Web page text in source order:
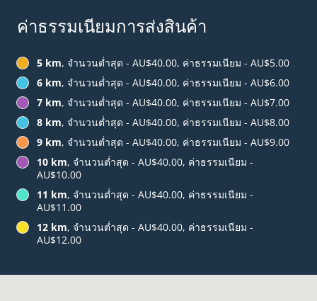
ค่าธรรมเนียมการส่งสินค้า
5 km, จำนวนต่ำสุด - AU$40.00, ค่าธรรมเนียม - AU$5.00
6 km, จำนวนต่ำสุด - AU$40.00, ค่าธรรมเนียม - AU$6.00
7 km, จำนวนต่ำสุด - AU$40.00, ค่าธรรมเนียม - AU$7.00
8 km, จำนวนต่ำสุด - AU$40.00, ค่าธรรมเนียม - AU$8.00
9 km, จำนวนต่ำสุด - AU$40.00, ค่าธรรมเนียม - AU$9.00
10 km, จำนวนต่ำสุด - AU$40.00, ค่าธรรมเนียม -
AU$10.00
11 km, จำนวนต่ำสุด - AU$40.00, ค่าธรรมเนียม -
AU$11.00
12 km, จำนวนต่ำสุด - AU$40.00, ค่าธรรมเนียม -
AU$12.00